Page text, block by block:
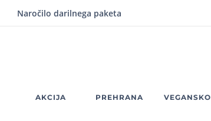
Naročilo darilnega paketa
AKCIJA PREHRANA VEGANSKO